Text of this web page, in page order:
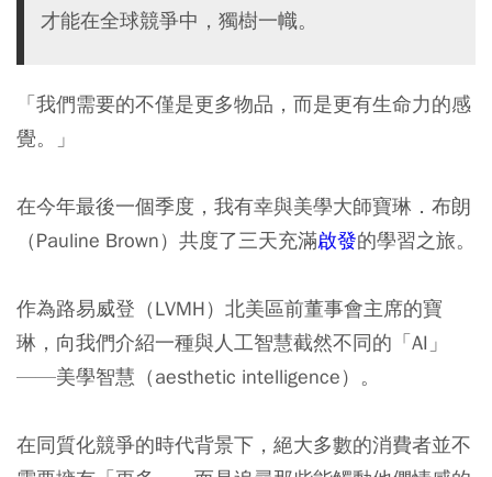
才能在全球競爭中，獨樹一幟。
「我們需要的不僅是更多物品，而是更有生命力的感
覺。」
在今年最後一個季度，我有幸與美學大師寶琳．布朗
（Pauline Brown）共度了三天充滿啟發的學習之旅。
作為路易威登（LVMH）北美區前董事會主席的寶
琳，向我們介紹一種與人工智慧截然不同的「AI」
——美學智慧（aesthetic intelligence）。
在同質化競爭的時代背景下，絕大多數的消費者並不